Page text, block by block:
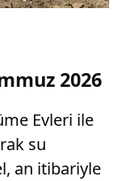
2026
Evleri ile
su
an itibariyle